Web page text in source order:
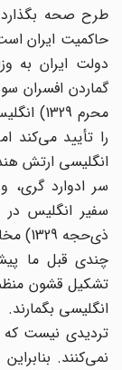
طرح صحه بگذارد
دولت ایران به
محرم
را تأیید می‌کند
انگلیسی ارتش هند
سر ادوارد گری،
ذی‌حجه 1329) مخابره می‌کند که متن آن چنین است:
چندی قبل ما
تشکیل قشون
انگلیسی بگمارند.
تردیدی نیست که
نمی‌کنند.